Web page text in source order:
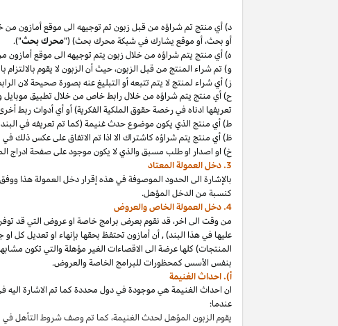
د) أي منتج تمشراؤه من قبل زبون تم توجيهه الى موقع أمازون
أو بحث،أو موقع يشارك في شبكة محرك بحث) ("محرك بحث").
ه) أي منتج يتمشراؤهمن خلال زبون يتم توجيهه الى موقع أمازون
و) تم شراء المنتج من قبل الزبون،حيثأن الزبون لا يقوم بالالتزام
ز) أي شراء لمنتج لا يتم تتبعه أو التبليغ عنه بصورة صحيحة لان
ح) أي منتج يتمشراؤه من خلال رابط خاص من خلال تطبيق موبايل
تعريفها ادناه في رخصة حقوق الملكية الفكرية) أو أي أدوات ربط
ط) أي منتج الذي يكون موضوع حدث غنيمة (كما تم تعريفه في البند 4(أ) من إقرار دخل العمولة
ظ) أي منتج يتمشراؤه كاشتراك الا اذا تم الاتفاق على عكس ذلك في
خ) او اصدار او طلب مسبق والذي لا يكون موجود على صفحة ادراج
3. دخل العمولة المعتاد
بالإشارة الى الحدود الموصوفة في هذه إقرار دخل العمولة هذا ووفق
كنسبة من الدخل المؤهل.
4. دخل العمولة الخاص والعروض
من وقت الى اخر،قد نقوم بعرض برامج خاصة او عروض التي قد
عليها في هذا البند)
,أن أمازون تحتفظ بحقها بإنهاء او تعديل
المنتجات) كلها عرضة الى الاقصاءات الغير مؤهلةوالتي تكون
بنفس الأسس كمحظورات للبرامج الخاصة والعروض.
أ). احداث الغنيمة
ان احداث الغنيمة هي موجودة في دول محددة كما تم الاشارة
عندما:
يقوم الزبون المؤهل لحدث الغنيمة، كما تم وصف شروط التأهل في